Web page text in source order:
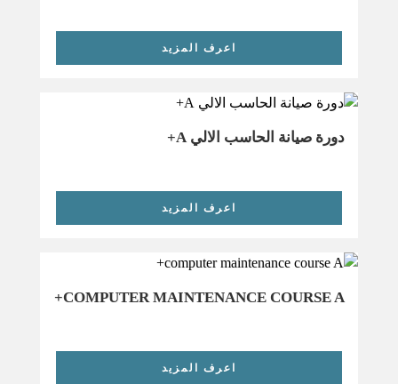
اعرف المزيد
دورة صيانة الحاسب الالي A+
اعرف المزيد
COMPUTER MAINTENANCE COURSE A+
اعرف المزيد